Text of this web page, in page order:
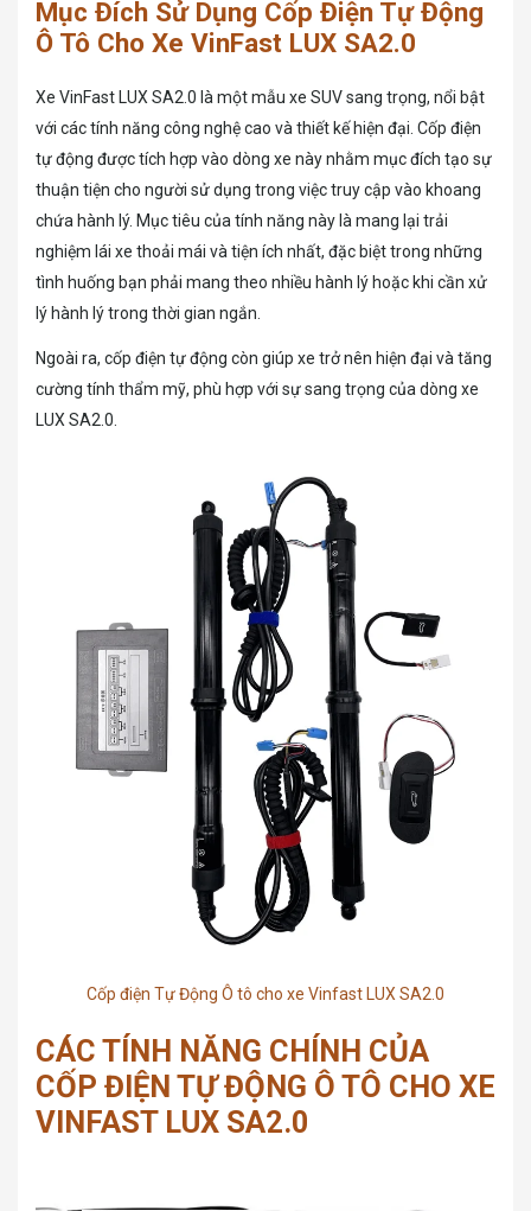
Mục Đích Sử Dụng Cốp Điện Tự Động
Ô Tô Cho Xe VinFast LUX SA2.0
Xe VinFast LUX SA2.0 là một mẫu xe SUV sang trọng, nổi bật
với các tính năng công nghệ cao và thiết kế hiện đại. Cốp điện
tự động được tích hợp vào dòng xe này nhằm mục đích tạo sự
thuận tiện cho người sử dụng trong việc truy cập vào khoang
chứa hành lý. Mục tiêu của tính năng này là mang lại trải
nghiệm lái xe thoải mái và tiện ích nhất, đặc biệt trong những
tình huống bạn phải mang theo nhiều hành lý hoặc khi cần xử
lý hành lý trong thời gian ngắn.
Ngoài ra, cốp điện tự động còn giúp xe trở nên hiện đại và tăng
cường tính thẩm mỹ, phù hợp với sự sang trọng của dòng xe
LUX SA2.0.
Cốp điện Tự Động Ô tô cho xe Vinfast LUX SA2.0
CÁC TÍNH NĂNG CHÍNH CỦA
CỐP ĐIỆN TỰ ĐỘNG Ô TÔ CHO XE
VINFAST LUX SA2.0